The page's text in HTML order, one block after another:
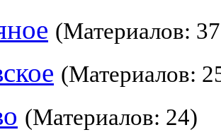
(Материалов:
(Материалов:
(Материалов: 24)